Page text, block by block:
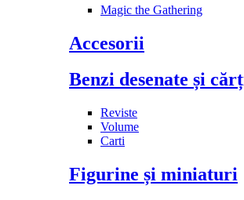
Magic the Gathering
Accesorii
Benzi desenate și
Reviste
Volume
Carti
Figurine și miniaturi